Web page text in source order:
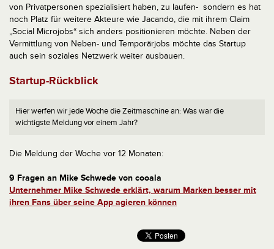
von Privatpersonen spezialisiert haben, zu laufen- sondern es hat
noch Platz für weitere Akteure wie Jacando, die mit ihrem Claim
„Social Microjobs“ sich anders positionieren möchte. Neben der
Vermittlung von Neben- und Temporärjobs möchte das Startup
auch sein soziales Netzwerk weiter ausbauen.
Startup-Rückblick
Hier werfen wir jede Woche die Zeitmaschine an: Was war die
wichtigste Meldung vor einem Jahr?
Die Meldung der Woche vor 12 Monaten:
9 Fragen an Mike Schwede von cooala
Unternehmer Mike Schwede erklärt, warum Marken besser mit
ihren Fans über seine App agieren können